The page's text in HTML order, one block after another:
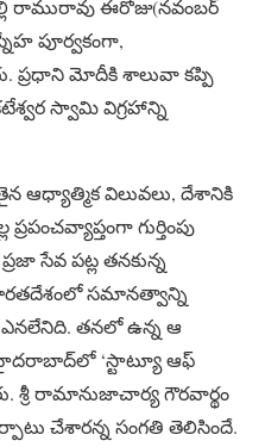
రామురావు ఈరోజు(నవంబర్
పూర్వకంగా,
ప్రధాని మోదీకి శాలువా కప్పి
స్వామి విగ్రహాన్ని
ఆధ్యాత్మిక విలువలు, దేశానికి
గుర్తింపు
సేవ పట్ల తనకున్న
సమానత్వాన్ని
ఎనలేనిది. తనలో ఉన్న ఆ
‘స్టాట్యూ ఆఫ్
శ్రీ రామానుజాచార్య గౌరవార్థం
చేశారన్న సంగతి తెలిసిందే.